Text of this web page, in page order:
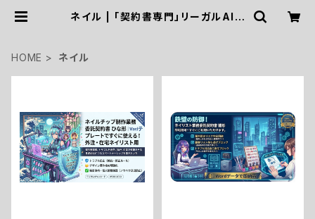
ネイル | 「契約書専門」リーガルAIア
HOME
ネイル